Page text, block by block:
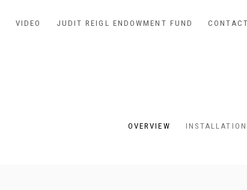
VIDEO JUDIT REIGL ENDOWMENT FUND CONTACT
OVERVIEW